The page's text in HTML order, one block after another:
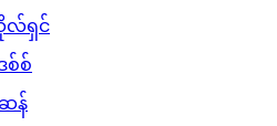
ရှင်
စ်စ်
ဆန်